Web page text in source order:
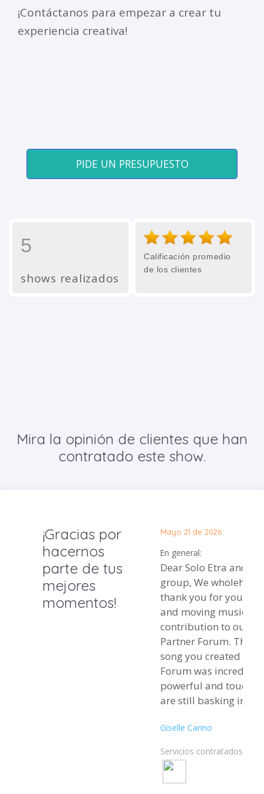
¡Contáctanos para empezar a crear tu
experiencia creativa!
PIDE UN PRESUPUESTO
5
shows realizados
Calificación promedio
de los clientes
Mira la opinión de clientes que han
contratado este show.
¡Gracias por
hacernos
parte de tus
mejores
momentos!
Mayo 21 de 2026
En general:
Dear Solo Etra and
group, We wholeheartedly
thank you for your
and moving musical
contribution to our
Partner Forum. The original
song you created for
Forum was incredibly
powerful and
are still basking in
strongly with
present. It brought
emotions into the
many participants
Giselle Carino
Servicios contratados: